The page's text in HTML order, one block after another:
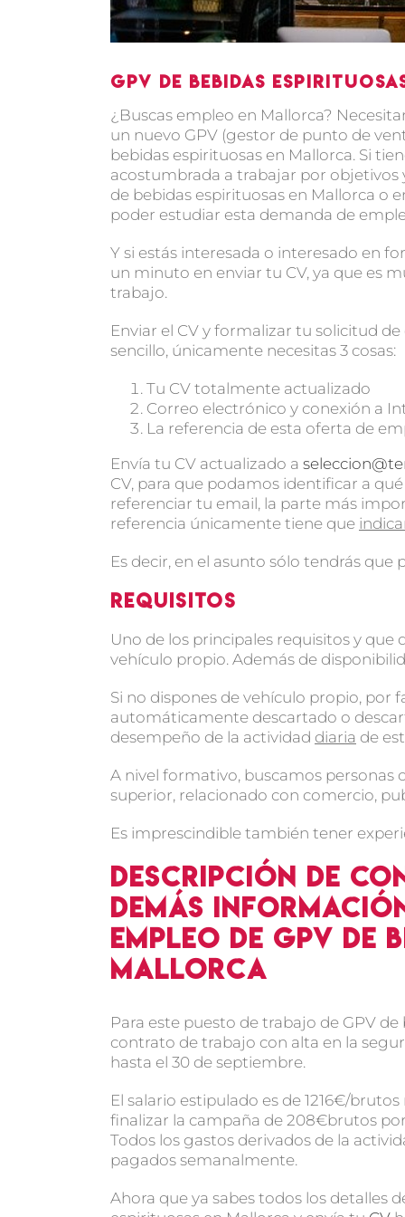
GPV de Bebidas
¿Buscas empleo en Mallorca?
un nuevo GPV (gestor de punto de
bebidas espirituosas en Mallorca. Si
acostumbrada a trabajar por objetivos
de bebidas espirituosas en Mallorca o
poder estudiar esta demanda de
Y si estás interesada o interesado en
un minuto en enviar tu CV, ya que es
trabajo.
Enviar el CV y formalizar tu solicitud
sencillo, únicamente necesitas 3 cosas:
Tu CV totalmente actualizado
Correo electrónico y conexión a
La referencia de esta oferta de
Envía tu CV actualizado a
CV, para que podamos identificar a
referenciar tu email, la parte más
referencia únicamente tiene que
Es decir, en el asunto sólo tendrás que
Requisitos
Uno de los principales requisitos y
vehículo propio. Además de
Si no dispones de vehículo propio, por
automáticamente descartado o
desempeño de la actividad diaria de
A nivel formativo, buscamos
superior, relacionado con comercio,
Es imprescindible también tener
Descripción de
demás
empleo de GPV de
Mallorca
Para este puesto de trabajo de GPV
contrato de trabajo con alta en la
hasta el 30 de septiembre.
El salario estipulado es de 1216€/
finalizar la campaña de 208€brutos
Todos los gastos derivados de la
pagados semanalmente.
Ahora que ya sabes todos los detalles